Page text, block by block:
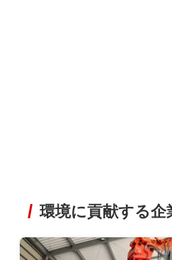
環境に貢献する企